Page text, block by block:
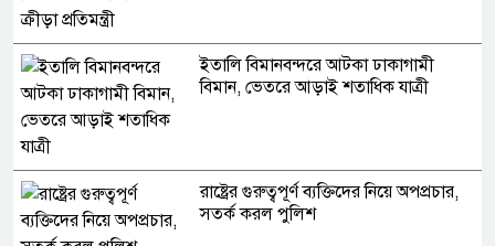
ইতালি বিমানবন্দরে আটকা ঢাকাগামী
বিমান, ভেতরে আড়াই শতাধিক যাত্রী
রাষ্ট্রের গুরুত্বপূর্ণ ব্যক্তিদের নিয়ে অপপ্রচার,
সতর্ক করল পুলিশ